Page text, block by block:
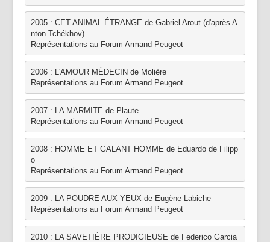
Contact
2005 : CET ANIMAL ÉTRANGE de Gabriel Arout (d'après A
nton Tchékhov)
Représentations au Forum Armand Peugeot
2006 : L'AMOUR MÉDECIN de Molière
Représentations au Forum Armand Peugeot
2007 : LA MARMITE de Plaute
Représentations au Forum Armand Peugeot
2008 : HOMME ET GALANT HOMME de Eduardo de Filipp
o
Représentations au Forum Armand Peugeot
2009 : LA POUDRE AUX YEUX de Eugène Labiche
Représentations au Forum Armand Peugeot
2010 : LA SAVETIÈRE PRODIGIEUSE de Federico Garcia